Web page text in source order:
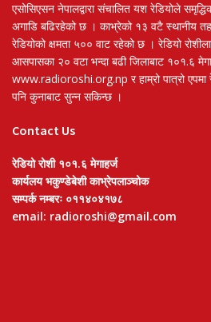
एसोसिएसन नेपालद्वारा संचालित यश रेडियोले
अगाडि बढिरहेको छ । काभ्रेको १३ वटै स्थानीय
रेडियोको क्षमता ५०० वाट रहेको छ । रेडियो
आसपासका २० वटा भन्दा बढी जिलाबाट १०१.६
www.radioroshi.org.np र हाम्रो पात्रो एपमा
पनि कुनाबाट सुन्न सकिन्छ ।
Contact Us
रेडियो रोशी १०१.६ मेगाहर्ज
कार्यलय भकुण्डेबेशी काभ्रेपलाञ्चोक
सम्पर्क नम्बरः ०११४०४१७८
email: radioroshi@gmail.com